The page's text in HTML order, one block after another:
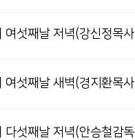
섯째날 저녁(강신정목
섯째날 새벽(경지환목
섯째날 저녁(안승철감